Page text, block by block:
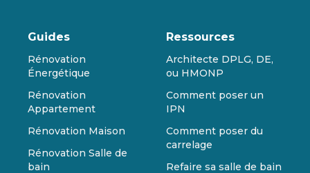
Guides
Rénovation
Énergétique
Rénovation
Appartement
Rénovation Maison
Rénovation Salle de
bain
Ressources
Architecte DPLG, DE,
ou HMONP
Comment poser un
IPN
Comment poser du
carrelage
Refaire sa salle de bain